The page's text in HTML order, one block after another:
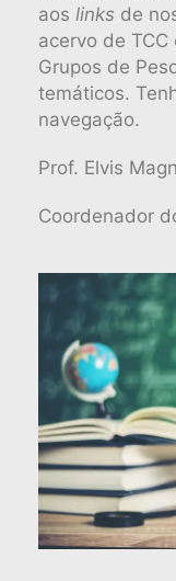
aos links de
acervo de
Grupos de
temáticos.
navegação.
Prof. Elvis
Coordenador